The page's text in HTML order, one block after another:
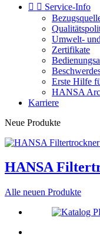
  Service-Info
Umwelt-
Zertifikate
Erste Hilfe
HANSA
Karriere
Neue Produkte
HANSA
Alle neuen Produkte